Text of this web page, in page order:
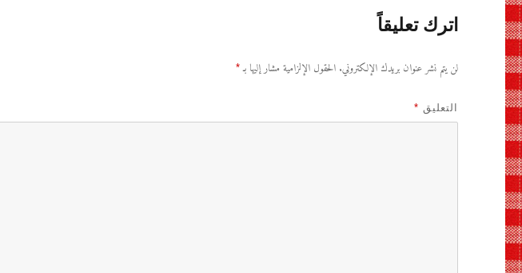
اترك تعليقاً
لن يتم نشر عنوان بريدك الإلكتروني. الحقول الإلزامية مشار إليها بـ*
التعليق *